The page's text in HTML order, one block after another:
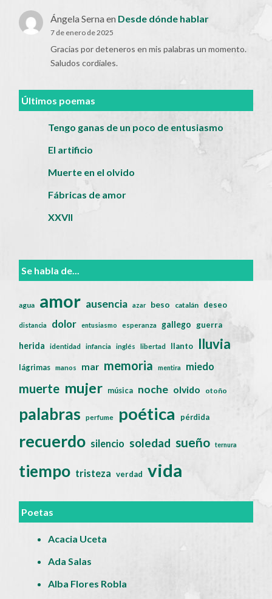
Ángela Serna en Desde dónde hablar
7 de enero de 2025
Gracias por deteneros en mis palabras un momento.
Saludos cordiales.
Últimos poemas
Tengo ganas de un poco de entusiasmo
El artificio
Muerte en el olvido
Fábricas de amor
XXVII
Se habla de...
agua amor ausencia azar beso catalán deseo
distancia dolor entusiasmo esperanza gallego guerra
herida identidad infancia inglés libertad llanto lluvia
lágrimas manos mar memoria mentira miedo
muerte mujer música noche olvido otoño
palabras perfume poética pérdida
recuerdo silencio soledad sueño ternura
tiempo tristeza verdad vida
Poetas
Acacia Uceta
Ada Salas
Alba Flores Robla